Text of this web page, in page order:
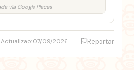
vía Google Places
Actualizao: 07/09/2026 Reportar